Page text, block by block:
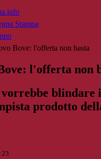
Stampa
Bove: l'offerta non basta
l'offerta non
blindare
prodotto